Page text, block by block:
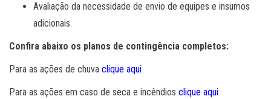
Avaliação da necessidade de envio de equipes e insumos
adicionais.
Confira abaixo os planos de contingência completos:
Para as ações de chuva clique aqui
Para as ações em caso de seca e incêndios clique aqui